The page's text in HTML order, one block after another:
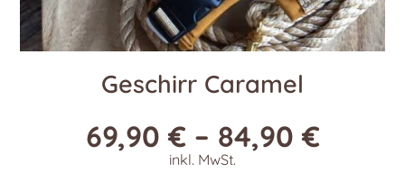
Geschirr Caramel
69,90€ – 84,90€
inkl. MwSt.